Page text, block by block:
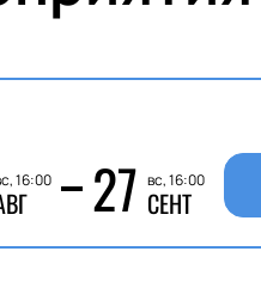
16:00 27 вс, 16:00
СЕНТ